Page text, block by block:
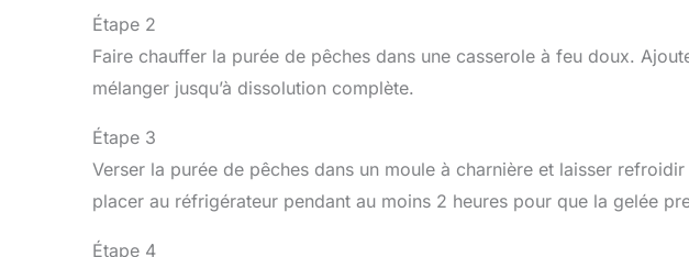
Étape 2
Faire chauffer la purée de pêches dans une casserole à feu doux.
mélanger jusqu’à dissolution complète.
Étape 3
Verser la purée de pêches dans un moule à charnière et laisser
placer au réfrigérateur pendant au moins 2 heures pour que la gelée
Étape 4